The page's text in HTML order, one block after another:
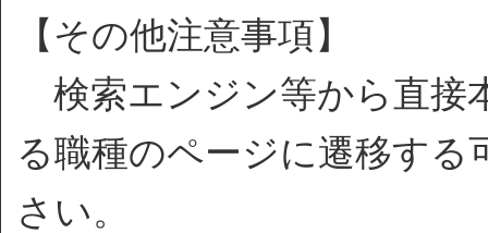
【その他注意事項】
検索エンジン等から直接
る職種のページに遷移す
さい。